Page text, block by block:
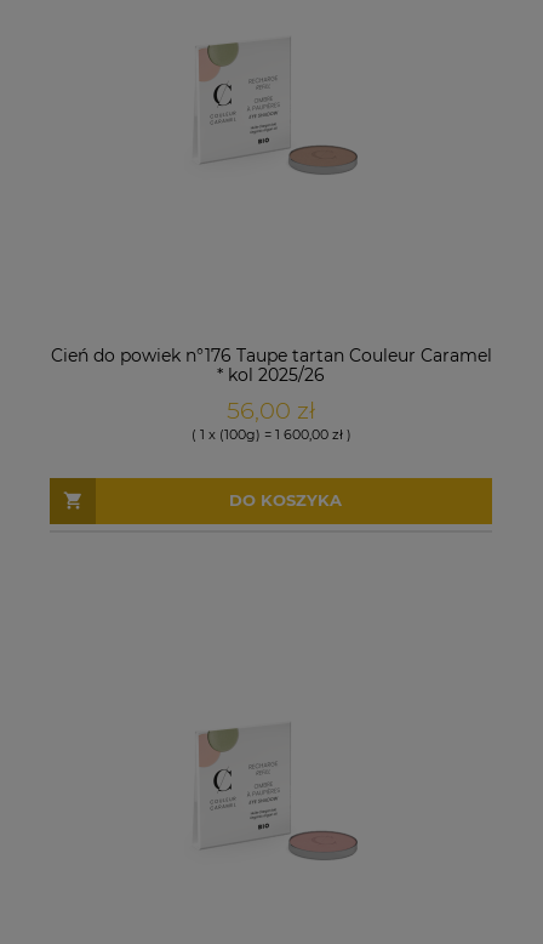
Cień do powiek n°176 Taupe tartan Couleur Caramel
* kol 2025/26
56,00 zł
( 1 x (100g) = 1 600,00 zł )
DO KOSZYKA